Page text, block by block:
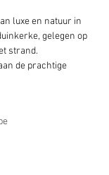
luxe en natuur in
gelegen op
strand.
de prachtige